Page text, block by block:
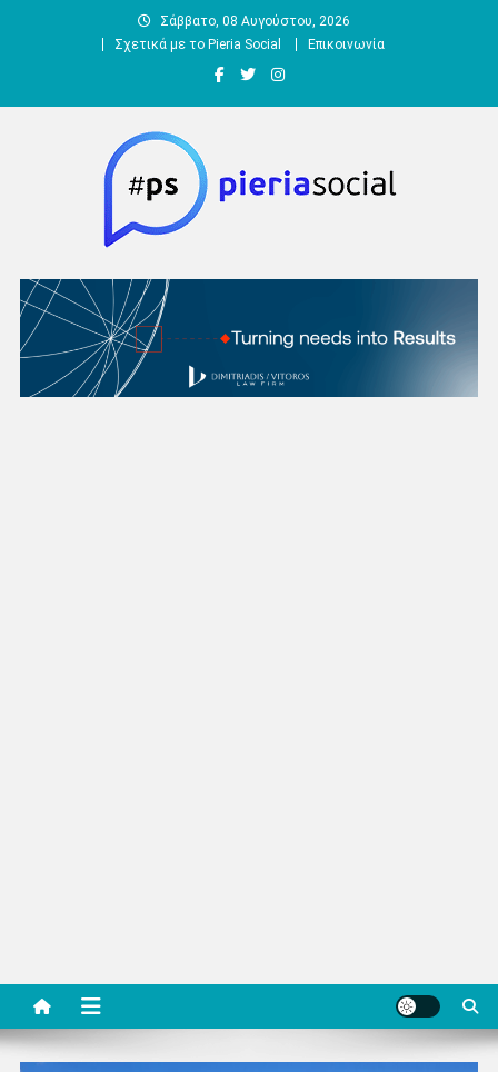
Σάββατο, 08 Αυγούστου, 2026
Σχετικά με το Pieria Social
Επικοινωνία
Pieria Social